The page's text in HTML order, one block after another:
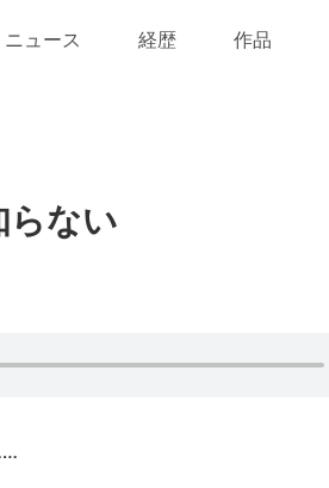
ニュース 経歴 作品
らない